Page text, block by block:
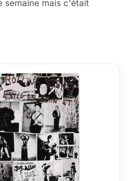
semaine mais c'était